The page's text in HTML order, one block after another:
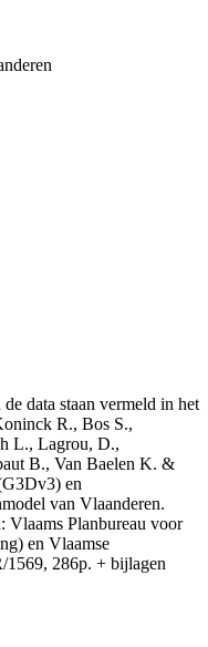
data staan vermeld in het
R., Bos S.,
L., Lagrou, D.,
B., Van Baelen K. &
en
van Vlaanderen.
Vlaams Planbureau voor
en Vlaamse
286p. + bijlagen